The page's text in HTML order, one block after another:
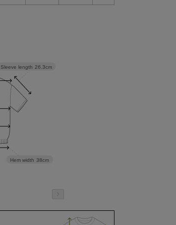
Hem width 38cm
Sleeve length 26.3cm